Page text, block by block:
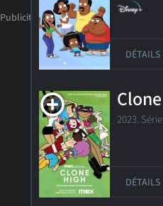
DÉTAILS
2023.
DÉTAILS